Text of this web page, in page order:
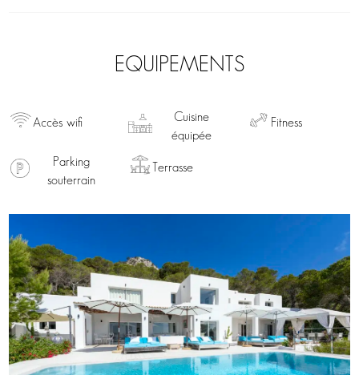
EQUIPEMENTS
Accès wifi
Cuisine
équipée
Fitness
Parking
souterrain
Terrasse